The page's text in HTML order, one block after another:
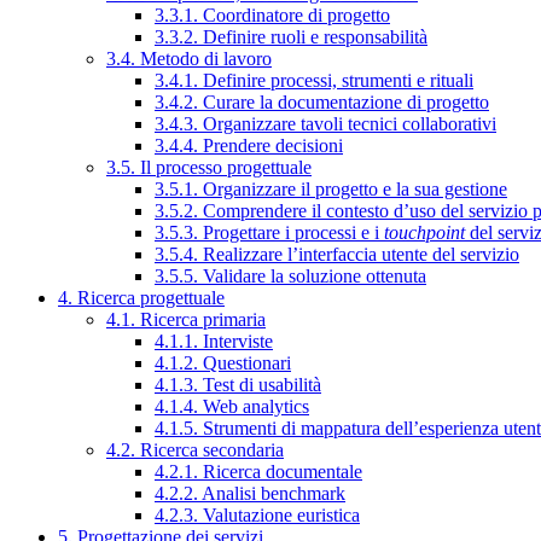
3.3.1. Coordinatore di progetto
3.3.2. Definire ruoli e responsabilità
3.4. Metodo di lavoro
3.4.1. Definire processi, strumenti e rituali
3.4.2. Curare la documentazione di progetto
3.4.3. Organizzare tavoli tecnici collaborativi
3.4.4. Prendere decisioni
3.5. Il processo progettuale
3.5.1. Organizzare il progetto e la sua gestione
3.5.2. Comprendere il contesto d’uso del servizio
3.5.3. Progettare i processi e i touchpointdel
3.5.4. Realizzare l’interfaccia utente del servizio
3.5.5. Validare la soluzione ottenuta
4. Ricerca progettuale
4.1. Ricerca primaria
4.1.1. Interviste
4.1.2. Questionari
4.1.3. Test di usabilità
4.1.4. Web analytics
4.1.5. Strumenti di mappatura dell’esperienza
4.2. Ricerca secondaria
4.2.1. Ricerca documentale
4.2.2. Analisi benchmark
4.2.3. Valutazione euristica
5. Progettazione dei servizi